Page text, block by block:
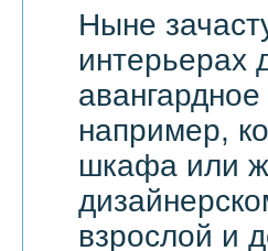
Ныне
интерьерах
например,
шкафа или
взрослой и